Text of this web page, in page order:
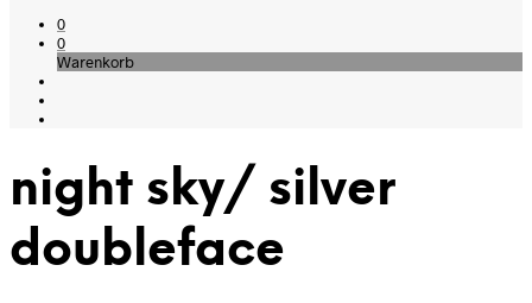
0
0
Warenkorb
night sky/ silver
doubleface